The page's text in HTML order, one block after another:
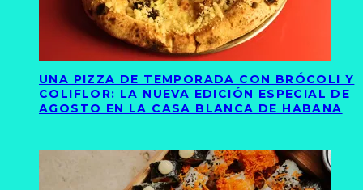
UNA PIZZA DE TEMPORADA CON BRÓCOLI Y
COLIFLOR: LA NUEVA EDICIÓN ESPECIAL DE
AGOSTO EN LA CASA BLANCA DE HABANA